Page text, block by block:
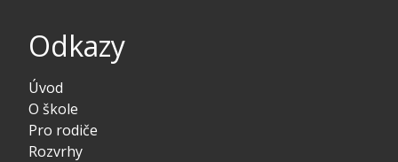
Odkazy
Úvod
O škole
Pro rodiče
Rozvrhy